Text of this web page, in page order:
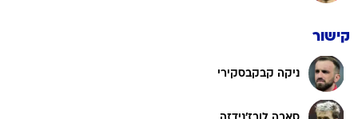
קישור
ניקה קבקבסקירי